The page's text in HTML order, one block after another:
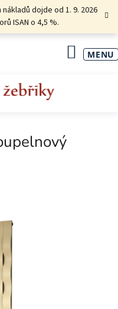
dojde od 1. 9. 2026
ISAN o 4,5 %.